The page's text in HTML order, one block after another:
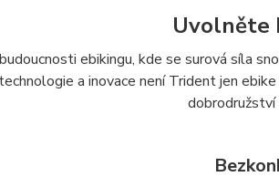
Uvolněte
ebikingu, kde se surová síla
a inovace není Trident jen
dobrodružství